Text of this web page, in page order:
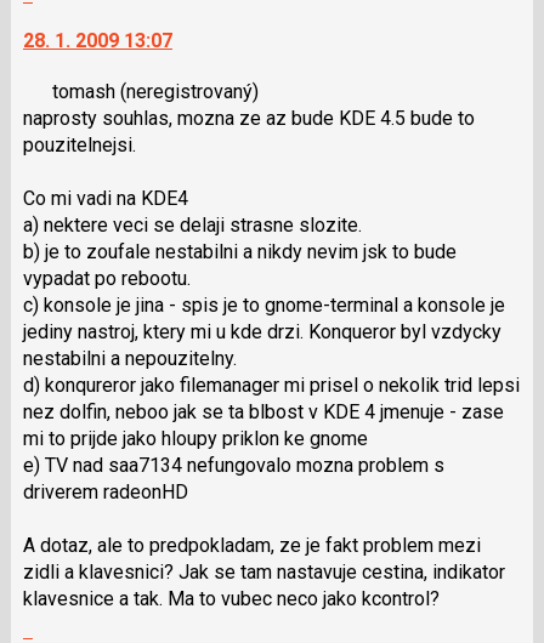
další
názor.
K
navigaci
použít
i
klávesy
N
pro
následující
a
P
pro
předchozí
nový
názor
28. 1. 2009 13:07
tomash (neregistrovaný)
naprosty souhlas, mozna ze az bude KDE 4.5 bude to
pouzitelnejsi.
Co mi vadi na KDE4
a) nektere veci se delaji strasne slozite.
b) je to zoufale nestabilni a nikdy nevim jsk to bude
vypadat po rebootu.
c) konsole je jina - spis je to gnome-terminal a konsole je
jediny nastroj, ktery mi u kde drzi. Konqueror byl vzdycky
nestabilni a nepouzitelny.
d) konqureror jako filemanager mi prisel o nekolik trid lepsi
nez dolfin, neboo jak se ta blbost v KDE 4 jmenuje - zase
mi to prijde jako hloupy priklon ke gnome
e) TV nad saa7134 nefungovalo mozna problem s
driverem radeonHD
A dotaz, ale to predpokladam, ze je fakt problem mezi
zidli a klavesnici? Jak se tam nastavuje cestina, indikator
klavesnice a tak. Ma to vubec neco jako kcontrol?